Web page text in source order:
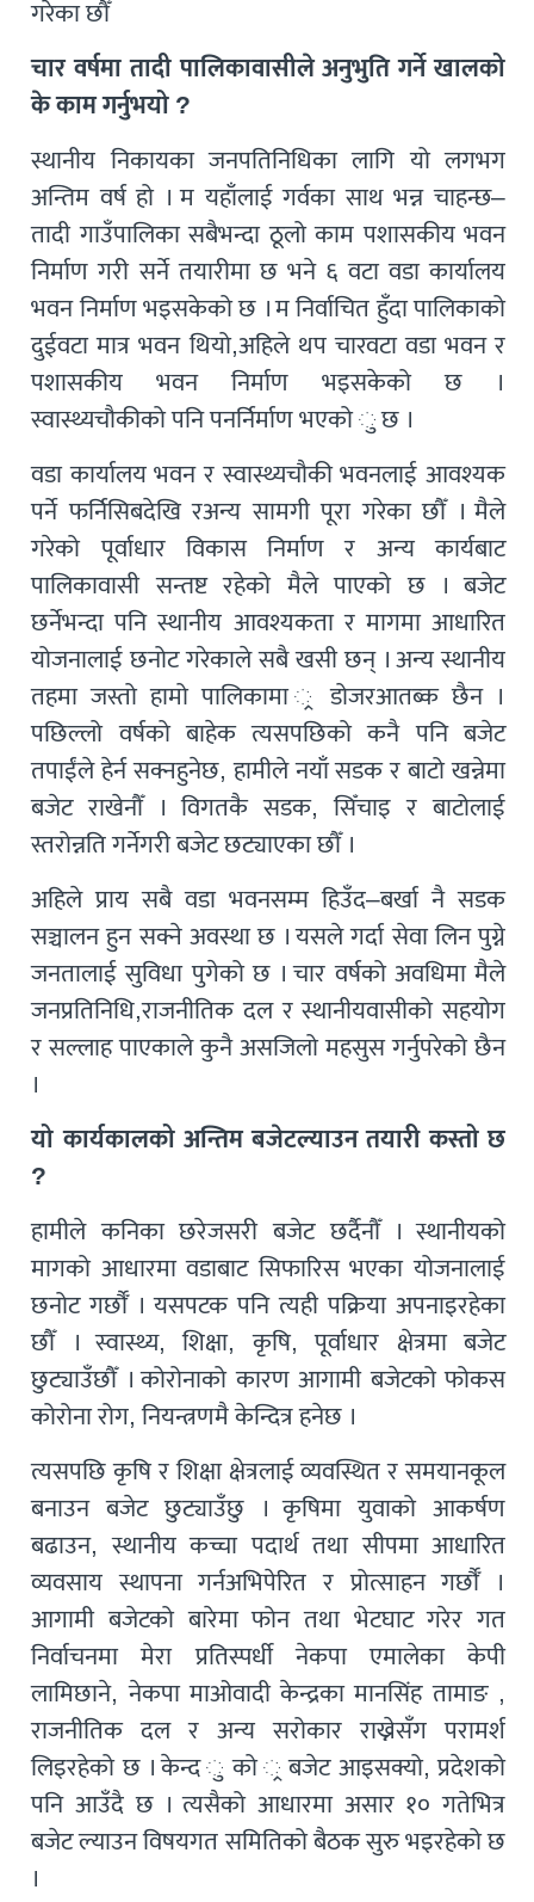
गरेका छौँ
चार वर्षमा तादी पालिकावासीले अनुभुति गर्ने खालको
के काम गर्नुभयो ?
स्थानीय निकायका जनपतिनिधिका लागि यो लगभग
अन्तिम वर्ष हो । म यहाँलाई गर्वका साथ भन्न चाहन्छ–
तादी गाउँपालिका सबैभन्दा ठूलो काम पशासकीय भवन
निर्माण गरी सर्ने तयारीमा छ भने ६ वटा वडा कार्यालय
भवन निर्माण भइसकेको छ । म निर्वाचित हुँदा पालिकाको
दुईवटा मात्र भवन थियो,अहिले थप चारवटा वडा भवन र
पशासकीय भवन निर्माण भइसकेको छ ।
स्वास्थ्यचौकीको पनि पनर्निर्माण भएको ु छ ।
वडा कार्यालय भवन र स्वास्थ्यचौकी भवनलाई आवश्यक
पर्ने फर्निसिबदेखि रअन्य सामगी पूरा गरेका छौँ । मैले
गरेको पूर्वाधार विकास निर्माण र अन्य कार्यबाट
पालिकावासी सन्तष्ट रहेको मैले पाएको छ । बजेट
छर्नेभन्दा पनि स्थानीय आवश्यकता र मागमा आधारित
योजनालाई छनोट गरेकाले सबै खसी छन् । अन्य स्थानीय
तहमा जस्तो हामो पालिकामा ्र डोजरआतब्क छैन ।
पछिल्लो वर्षको बाहेक त्यसपछिको कनै पनि बजेट
तपाईंले हेर्न सक्नहुनेछ, हामीले नयाँ सडक र बाटो खन्नेमा
बजेट राखेनौँ । विगतकै सडक, सिँचाइ र बाटोलाई
स्तरोन्नति गर्नेगरी बजेट छट्याएका छौँ ।
अहिले प्राय सबै वडा भवनसम्म हिउँद–बर्खा नै सडक
सञ्चालन हुन सक्ने अवस्था छ । यसले गर्दा सेवा लिन पुग्ने
जनतालाई सुविधा पुगेको छ । चार वर्षको अवधिमा मैले
जनप्रतिनिधि,राजनीतिक दल र स्थानीयवासीको सहयोग
र सल्लाह पाएकाले कुनै असजिलो महसुस गर्नुपरेको छैन
।
यो कार्यकालको अन्तिम बजेटल्याउन तयारी कस्तो छ
?
हामीले कनिका छरेजसरी बजेट छर्दैनौँ । स्थानीयको
मागको आधारमा वडाबाट सिफारिस भएका योजनालाई
छनोट गर्छौँ । यसपटक पनि त्यही पक्रिया अपनाइरहेका
छौँ । स्वास्थ्य, शिक्षा, कृषि, पूर्वाधार क्षेत्रमा बजेट
छुट्याउँछौँ । कोरोनाको कारण आगामी बजेटको फोकस
कोरोना रोग, नियन्त्रणमै केन्दित्र हनेछ ।
त्यसपछि कृषि र शिक्षा क्षेत्रलाई व्यवस्थित र समयानकूल
बनाउन बजेट छुट्याउँछु । कृषिमा युवाको आकर्षण
बढाउन, स्थानीय कच्चा पदार्थ तथा सीपमा आधारित
व्यवसाय स्थापना गर्नअभिपेरित र प्रोत्साहन गर्छौँ ।
आगामी बजेटको बारेमा फोन तथा भेटघाट गरेर गत
निर्वाचनमा मेरा प्रतिस्पर्धी नेकपा एमालेका केपी
लामिछाने, नेकपा माओवादी केन्द्रका मानसिंह तामाङ ,
राजनीतिक दल र अन्य सरोकार राख्नेसँग परामर्श
लिइरहेको छ । केन्द ु को ्र बजेट आइसक्यो, प्रदेशको
पनि आउँदै छ । त्यसैको आधारमा असार १० गतेभित्र
बजेट ल्याउन विषयगत समितिको बैठक सुरु भइरहेको छ
।